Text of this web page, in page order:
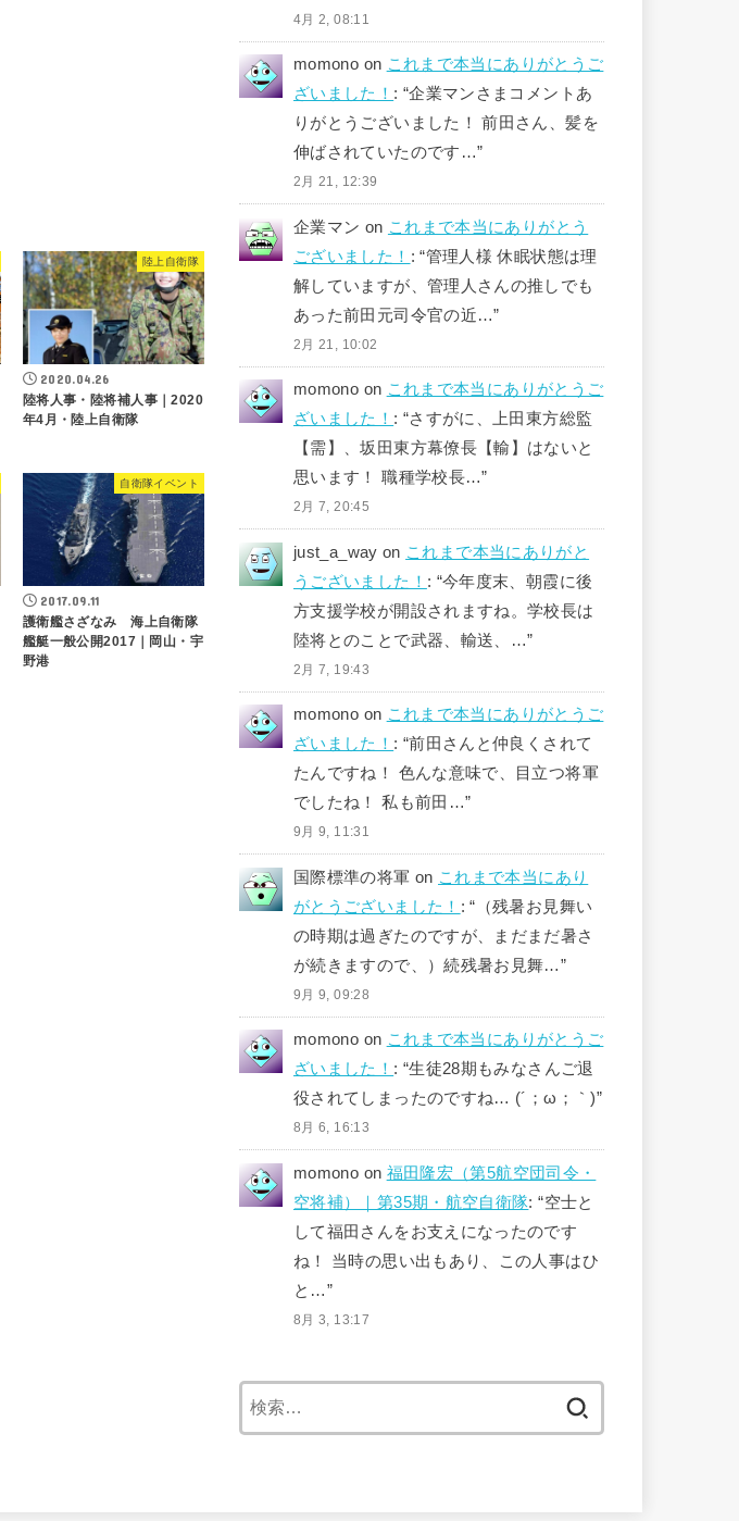
陸上自衛隊
2020.04.26
陸将人事・陸将補人事｜2020
年4月・陸上自衛隊
自衛隊イベント
2017.09.11
護衛艦さざなみ 海上自衛隊
艦艇一般公開2017｜岡山・宇
野港
4月 2, 08:11
momono on これまで本当にありがとうご
ざいました！ : “企業マンさまコメントあ
りがとうございました！ 前田さん、髪を
伸ばされていたのです…”
2月 21, 12:39
企業マン on これまで本当にありがとう
ございました！ : “管理人様 休眠状態は理
解していますが、管理人さんの推しでも
あった前田元司令官の近…”
2月 21, 10:02
momono on これまで本当にありがとうご
ざいました！ : “さすがに、上田東方総監
【需】、坂田東方幕僚長【輸】はないと
思います！ 職種学校長…”
2月 7, 20:45
just_a_way on これまで本当にありがと
うございました！ : “今年度末、朝霞に後
方支援学校が開設されますね。学校長は
陸将とのことで武器、輸送、…”
2月 7, 19:43
momono on これまで本当にありがとうご
ざいました！ : “前田さんと仲良くされて
たんですね！ 色んな意味で、目立つ将軍
でしたね！ 私も前田…”
9月 9, 11:31
国際標準の将軍 on これまで本当にあり
がとうございました！ : “ （残暑お見舞い
の時期は過ぎたのですが、まだまだ暑さ
が続きますので、）続残暑お見舞…”
9月 9, 09:28
momono on これまで本当にありがとうご
ざいました！ : “生徒28期もみなさんご退
役されてしまったのですね… (´；ω；｀)”
8月 6, 16:13
momono on 福田隆宏（第5航空団司令・
空将補）｜第35期・航空自衛隊: “空士と
して福田さんをお支えになったのです
ね！ 当時の思い出もあり、この人事はひ
と…”
8月 3, 13:17